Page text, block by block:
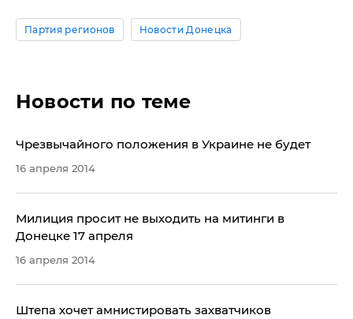
Партия регионов Новости Донецка
Новости по теме
Чрезвычайного положения в Украине не будет
16 апреля 2014
Милиция просит не выходить на митинги в
Донецке 17 апреля
16 апреля 2014
​Штепа хочет амнистировать захватчиков